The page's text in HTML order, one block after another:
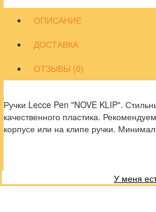
ОПИСАНИЕ
ДОСТАВКА
ОТЗЫВЫ (0)
Ручки Lecce Pen "NOVE KLIP".
качественного пластика.
корпусе или на клипе ручки.
У меня